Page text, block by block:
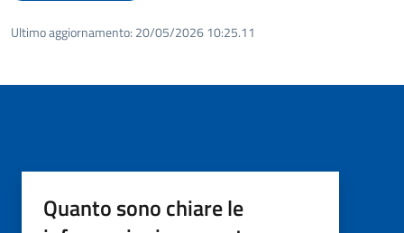
Ultimo aggiornamento: 20/05/2026 10:25.11
Quanto sono chiare le